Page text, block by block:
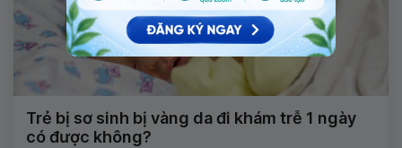
Trẻ bị sơ sinh bị vàng da đi khám trễ 1 ngày
có được không?